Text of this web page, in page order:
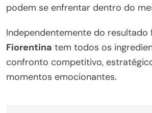
podem se enfrentar dentro do
Independentemente do resultado
Fiorentina tem todos os
confronto competitivo,
momentos emocionantes.